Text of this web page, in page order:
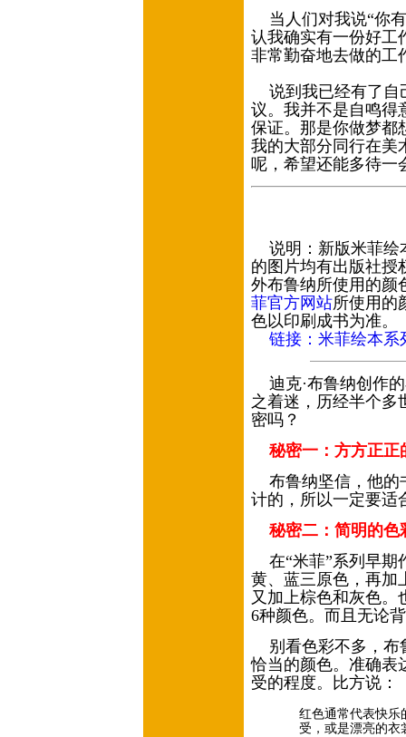
当人们对我说“你
认我确实有一份好工
非常勤奋地去做的工
说到我已经有了自
议。我并不是自鸣得
保证。那是你做梦都
我的大部分同行在美
呢，希望还能多待
说明：新版米菲绘
的图片均有出版社授
外布鲁纳所使用的颜
菲官方网站所使用的
色以印刷成书为准。
链接： 米菲绘本系
迪克·布鲁纳创作
之着迷，历经半个多
密吗？
秘密一：方方正正
布鲁纳坚信，他的
计的，所以一定要适
秘密二：简明的色
在“米菲”系列早期
黄、蓝三原色，再加
又加上棕色和灰色。
6种颜色。而且无论
别看色彩不多，布
恰当的颜色。准确表
受的程度。比方说：
红色通常代表快乐
受，或是漂亮的衣